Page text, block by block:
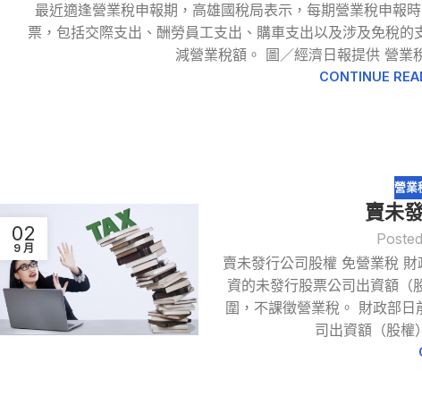
13
3 月
最近適逢營業稅申報期，高雄國稅局表示，每期營業稅申報
票，包括交際支出、酬勞員工支出、購車支出以及涉及免稅
減營業稅額。 圖／經濟日報提供 營業
CONTINUE
02
9 月
營業
賣未
賣未發行公司股權 免營業稅
資的未發行股票公司出資額（
圍，不課徵營業稅。 財政部
司出資額（股權